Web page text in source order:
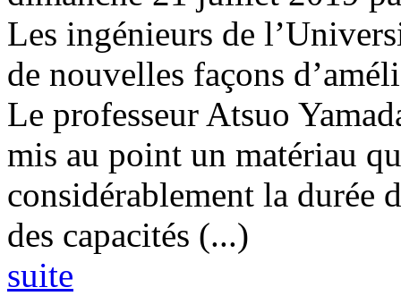
Les ingénieurs de
de nouvelles façons
Le professeur Atsuo
mis au point un matériau
considérablement la durée
des capacités (...)
suite